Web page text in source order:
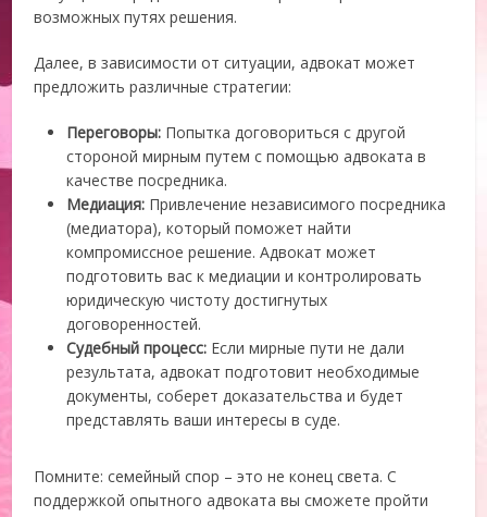
возможных путях решения.
Далее, в зависимости от ситуации, адвокат может
предложить различные стратегии:
Переговоры: Попытка договориться с другой
стороной мирным путем с помощью адвоката в
качестве посредника.
Медиация: Привлечение независимого посредника
(медиатора), который поможет найти
компромиссное решение. Адвокат может
подготовить вас к медиации и контролировать
юридическую чистоту достигнутых
договоренностей.
Судебный процесс: Если мирные пути не дали
результата, адвокат подготовит необходимые
документы, соберет доказательства и будет
представлять ваши интересы в суде.
Помните: семейный спор – это не конец света. С
поддержкой опытного адвоката вы сможете пройти